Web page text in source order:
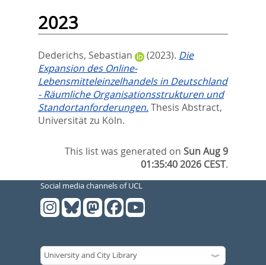
2023
Dederichs, Sebastian (2023). Die
Expansion des Online-
Lebensmitteleinzelhandels in Deutschland
- Räumliche Organisationsstrukturen und
Standortanforderungen.Thesis Abstract,
Universität zu Köln.
This list was generated onSun Aug 9
01:35:40 2026 CEST.
Social media channels of UCL